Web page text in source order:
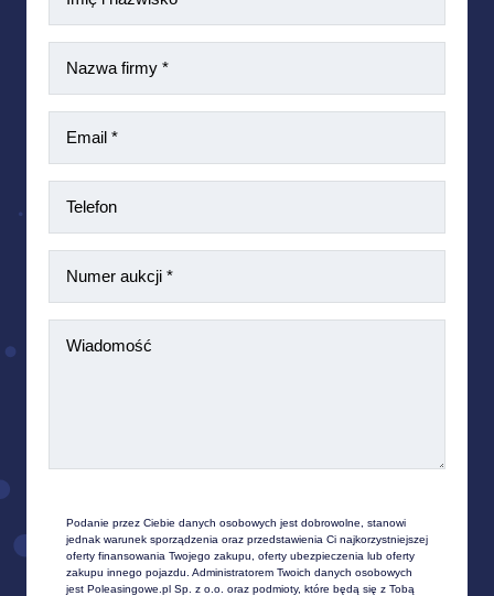
Podanie przez Ciebie danych osobowych jest dobrowolne, stanowi
jednak warunek sporządzenia oraz przedstawienia Ci najkorzystniejszej
oferty finansowania Twojego zakupu, oferty ubezpieczenia lub oferty
zakupu innego pojazdu. Administratorem Twoich danych osobowych
jest Poleasingowe.pl Sp. z o.o. oraz podmioty, które będą się z Tobą